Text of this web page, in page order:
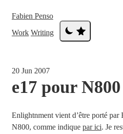
Fabien Penso
Work Writing
20 Jun 2007
e17 pour N800
Enlightnment vient d’être porté par
N800, comme indique par ici. Je